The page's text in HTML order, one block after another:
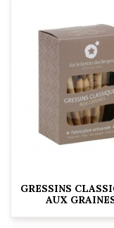
GRESSINS
AUX